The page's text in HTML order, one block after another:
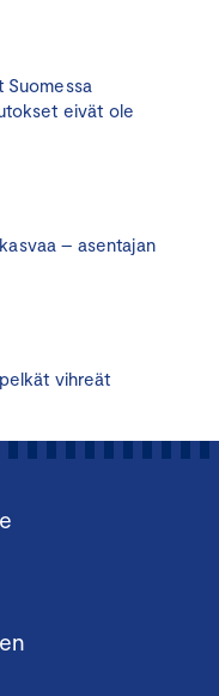
Suomessa
eivät ole
– asentajan
vihreät